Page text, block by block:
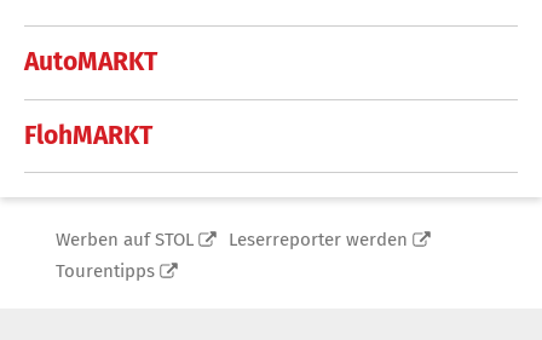
AutoMARKT
FlohMARKT
Werben auf STOL
Leserreporter werden
Tourentipps